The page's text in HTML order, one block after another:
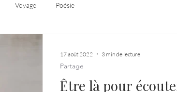
Voyage Poésie
Être là pour
Partage
17 août 2022 3 min de lecture